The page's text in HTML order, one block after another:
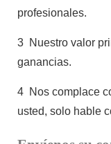
profesionales.
3 Nuestro valor
ganancias.
4 Nos complace
usted, solo hable